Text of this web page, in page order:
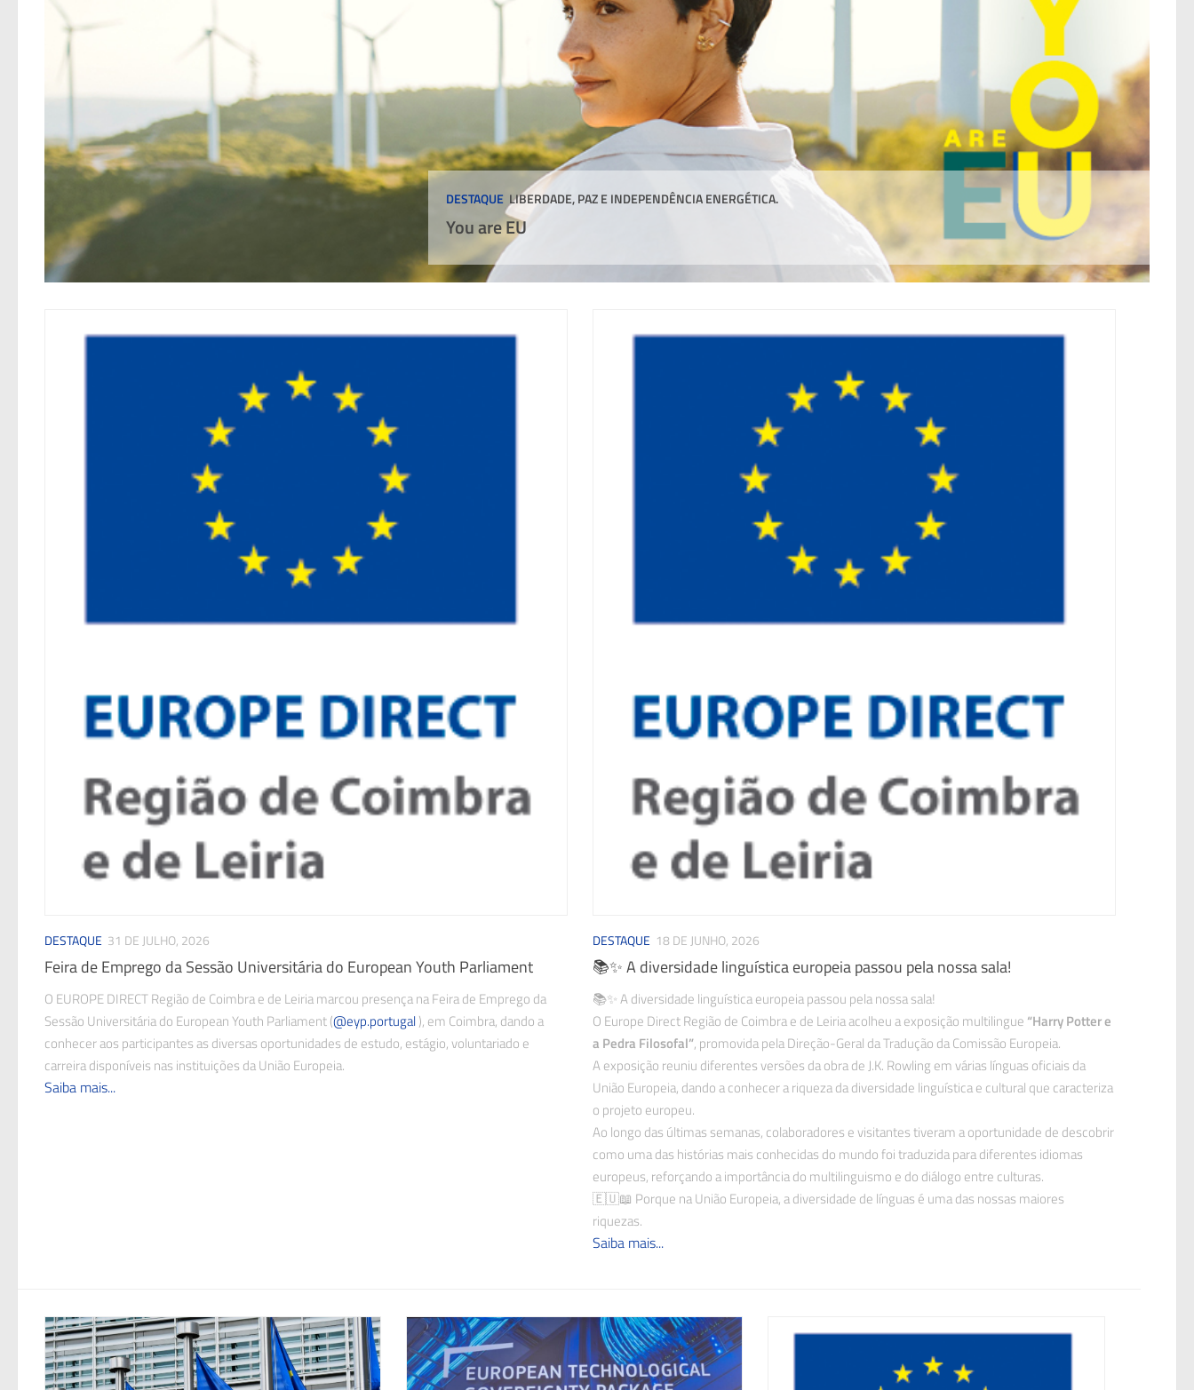
DESTAQUE LIBERDADE, PAZ E INDEPENDÊNCIA ENERGÉTICA.
You are EU
DESTAQUE 31 DE JULHO, 2026
Feira de Emprego da Sessão Universitária do European Youth Parliament
O EUROPE DIRECT Região de Coimbra e de Leiria marcou presença na Feira de Emprego da
Sessão Universitária do European Youth Parliament (@eyp.portugal), em Coimbra, dando a
conhecer aos participantes as diversas oportunidades de estudo, estágio, voluntariado e
carreira disponíveis nas instituições da União Europeia.
Saiba mais...
DESTAQUE 18 DE JUNHO, 2026
📚✨ A diversidade linguística europeia passou pela nossa sala!
📚✨ A diversidade linguística europeia passou pela nossa sala!
O Europe Direct Região de Coimbra e de Leiria acolheu a exposição multilingue “Harry Potter e
a Pedra Filosofal”, promovida pela Direção-Geral da Tradução da Comissão Europeia.
A exposição reuniu diferentes versões da obra de J.K. Rowling em várias línguas oficiais da
União Europeia, dando a conhecer a riqueza da diversidade linguística e cultural que caracteriza
o projeto europeu.
Ao longo das últimas semanas, colaboradores e visitantes tiveram a oportunidade de descobrir
como uma das histórias mais conhecidas do mundo foi traduzida para diferentes idiomas
europeus, reforçando a importância do multilinguismo e do diálogo entre culturas.
🇪🇺📖 Porque na União Europeia, a diversidade de línguas é uma das nossas maiores
riquezas.
Saiba mais...